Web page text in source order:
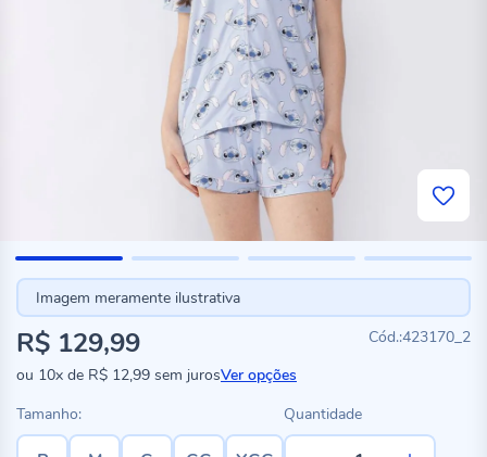
Imagem meramente ilustrativa
423170_2
R$ 129,99
ou 10x de R$ 12,99 sem jurosVer opções
Tamanho:
Quantidade